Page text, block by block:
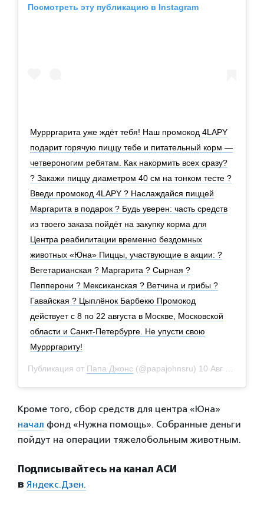
Посмотреть эту публикацию в Instagram
Муррргарита уже ждёт тебя! Наш промокод 4LAPY
подарит горячую пиццу тебе и питательный корм —
четвероногим ребятам. Как накормить всех сразу?
? Закажи пиццу диаметром 40 см на тонком тесте ?
Введи промокод 4LAPY ? Наслаждайся пиццей
Маргарита в подарок ? Будь уверен: часть средств
из твоего заказа пойдёт на закупку корма для
Центра реабилитации временно бездомных
животных «Юна» Пиццы, участвующие в акции: ?
Вегетарианская ? Маргарита ? Сырная ?
Пепперони ? Мексиканская ? Ветчина и грибы ?
Гавайская ? Цыплёнок Барбекю Промокод
действует с 8 по 22 августа в Москве, Московской
области и Санкт-Петербурге. Не упусти свою
Муррргариту!
Публикация от Папа Джонс (@papajohnsru) 10 Авг 2020 в 5:15 PDT
Кроме того, сбор средств для центра «Юна»
начал фонд «Нужна помощь». Собранные деньги
пойдут на операции тяжелобольным животным.
Подписывайтесь на канал АСИ
в Яндекс.Дзен.